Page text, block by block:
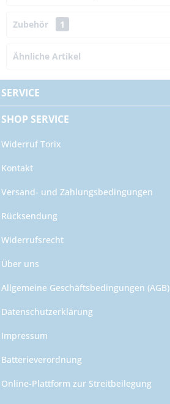
Zubehör 1
Ähnliche Artikel
SERVICE
SHOP SERVICE
Widerruf Torix
Kontakt
Versand- und Zahlungsbedingungen
Rücksendung
Widerrufsrecht
Über uns
Allgemeine Geschäftsbedingungen (AGB)
Datenschutzerklärung
Impressum
Batterieverordnung
Online-Plattform zur Streitbeilegung